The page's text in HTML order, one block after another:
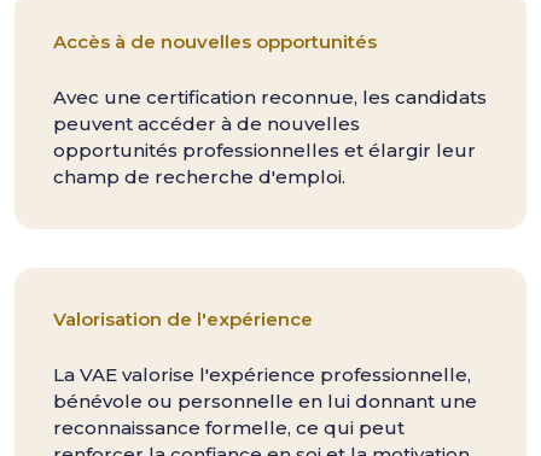
Accès à de nouvelles opportunités
Avec une certification reconnue, les candidats
peuvent accéder à de nouvelles
opportunités professionnelles et élargir leur
champ de recherche d'emploi.
Valorisation de l'expérience
La VAE valorise l'expérience professionnelle,
bénévole ou personnelle en lui donnant une
reconnaissance formelle, ce qui peut